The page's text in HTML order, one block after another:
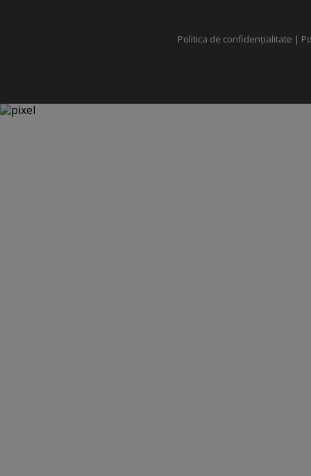
Politica de confidențialitate |